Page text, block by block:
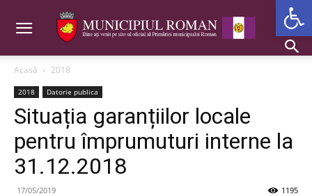
Acasă 2018
2018 Datorie publica
Situația garanțiilor locale
pentru împrumuturi interne la
31.12.2018
17/05/2019 1195